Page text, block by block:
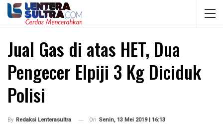
Jual Gas di atas HET, Dua
Pengecer Elpiji 3 Kg Diciduk
Polisi
By Redaksi Lenterasultra On Senin, 13 Mei 2019 | 16:13